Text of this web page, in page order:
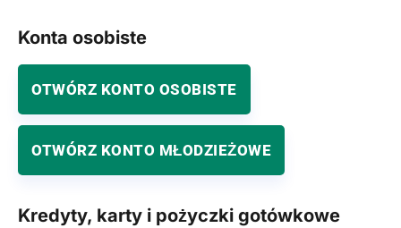
Konta osobiste
OTWÓRZ KONTO OSOBISTE
OTWÓRZ KONTO MŁODZIEŻOWE
Kredyty, karty i pożyczki gotówkowe